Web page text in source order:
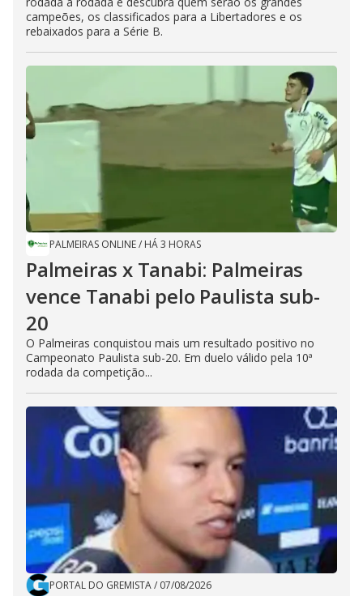
campeões, os classificados para a Libertadores e os
rebaixados para a Série B.
PALMEIRAS ONLINE/ HÁ 3 HORAS
Palmeiras x Tanabi: Palmeiras
vence Tanabi pelo Paulista sub-
20
O Palmeiras conquistou mais um resultado positivo no
Campeonato Paulista sub-20. Em duelo válido pela 10ª
rodada da competição...
PORTAL DO GREMISTA/ 07/08/2026